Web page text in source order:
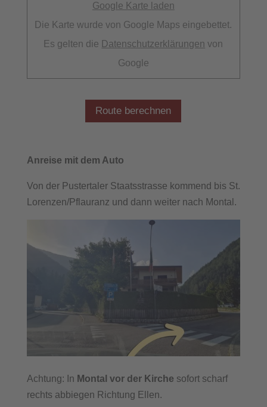
Google Karte laden
Die Karte wurde von Google Maps eingebettet.
Es gelten die Datenschutzerklärungen von
Google
Route berechnen
Anreise mit dem Auto
Von der Pustertaler Staatsstrasse kommend bis St.
Lorenzen/Pflauranz und dann weiter nach Montal.
Achtung: In Montal vor der Kirche sofort scharf
rechts abbiegen Richtung Ellen.